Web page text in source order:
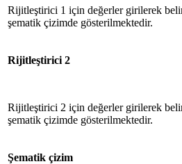
Rijitleştirici 1 için değerler girilerek
şematik çizimde gösterilmektedir.
Rijitleştirici 2
Rijitleştirici 2 için değerler girilerek
şematik çizimde gösterilmektedir.
Şematik çizim